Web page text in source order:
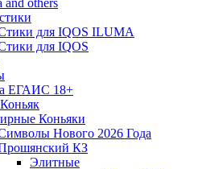
and others
для IQOS ILUMA
для IQOS
ЕГАИС 18+
Коньяки
Нового 2026 Года
КЗ
Элитные